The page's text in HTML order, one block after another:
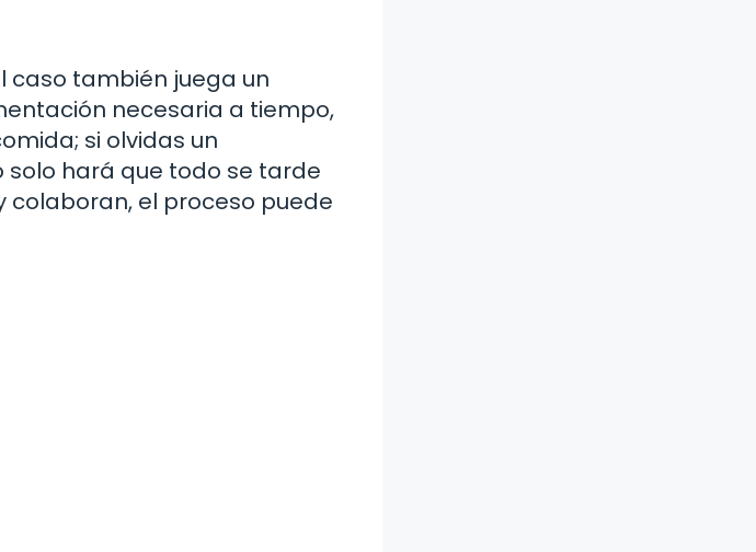
caso también juega un
necesaria a tiempo,
si olvidas un
hará que todo se tarde
colaboran, el proceso puede